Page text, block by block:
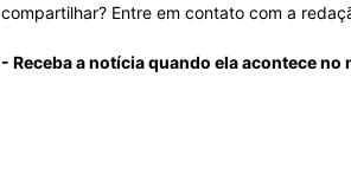
compartilhar? Entre em contato com a
- Receba a notícia quando ela acontece no